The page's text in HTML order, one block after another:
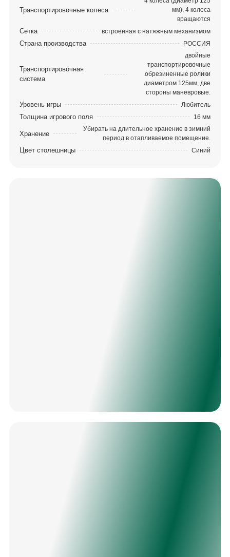
Транспортировочные колеса
мм), 4 колеса
вращаются
Сетка встроенная с натяжным механизмом
Страна производства РОССИЯ
Транспортировочная
система
двойные
транспортировочные
обрезиненные ролики
диаметром 125мм, две
стороны маневровые.
Уровень игры Любитель
Толщина игрового поля 16 мм
Хранение
Убирать на длительное хранение в зимний
период в отапливаемое помещение.
Цвет столешницы Синий